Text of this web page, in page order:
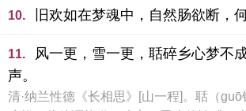
10. 旧欢如在梦魂中，自然肠欲断，
11.
风一更，雪一更，聒碎乡心梦不
声。
清·纳兰性德《长相思》[山一程]。聒（guō